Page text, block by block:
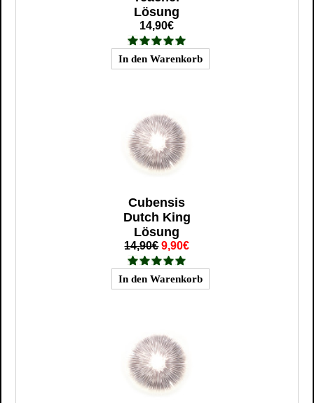
Lösung
14,90€
Cubensis
Dutch King
Lösung
14,90€ 9,90€